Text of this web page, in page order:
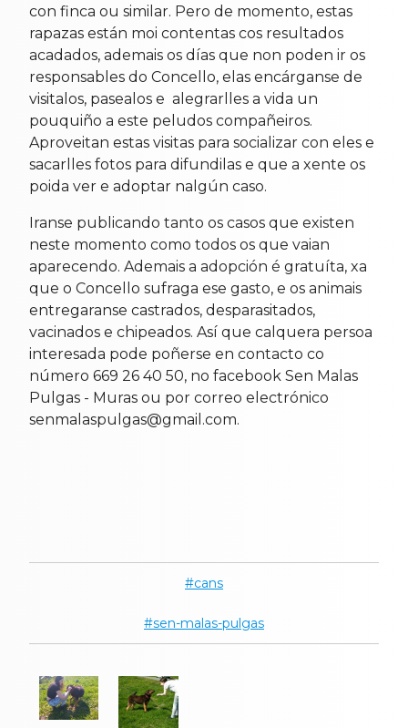
con finca ou similar. Pero de momento, estas
rapazas están moi contentas cos resultados
acadados, ademais os días que non poden ir os
responsables do Concello, elas encárganse de
visitalos, pasealos e alegrarlles a vida un
pouquiño a este peludos compañeiros.
Aproveitan estas visitas para socializar con eles e
sacarlles fotos para difundilas e que a xente os
poida ver e adoptar nalgún caso.
Iranse publicando tanto os casos que existen
neste momento como todos os que vaian
aparecendo. Ademais a adopción é gratuíta, xa
que o Concello sufraga ese gasto, e os animais
entregaranse castrados, desparasitados,
vacinados e chipeados. Así que calquera persoa
interesada pode poñerse en contacto co
número 669 26 40 50, no facebook Sen Malas
Pulgas - Muras ou por correo electrónico
senmalaspulgas@gmail.com.
cans
sen-malas-pulgas